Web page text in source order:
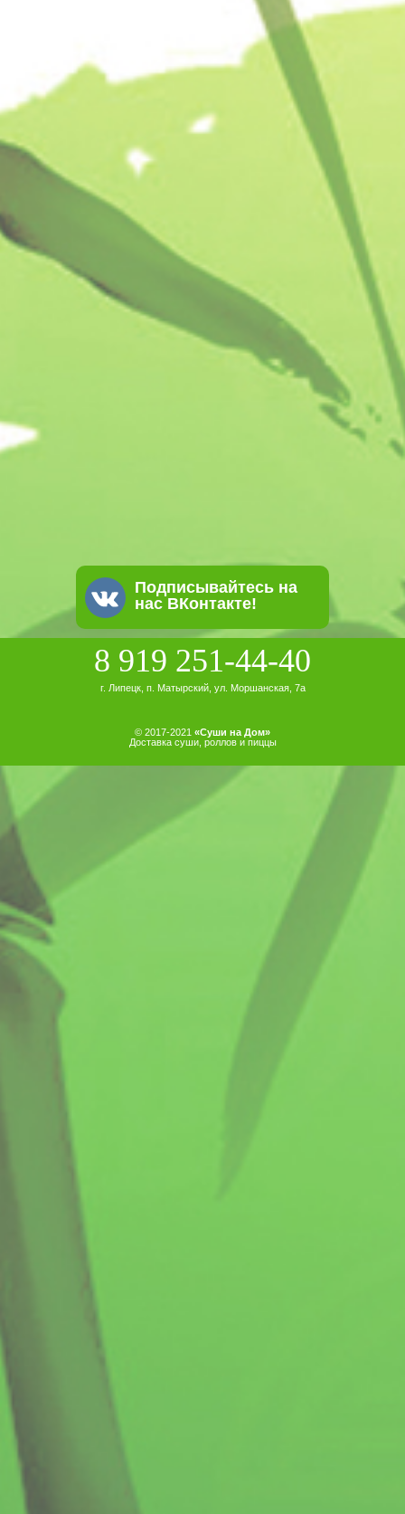
Подписывайтесь на
нас ВКонтакте!
8 919 251-44-40
г. Липецк, п. Матырский, ул. Моршанская, 7а
© 2017-2021 «Суши на Дом»
Доставка суши, роллов и пиццы